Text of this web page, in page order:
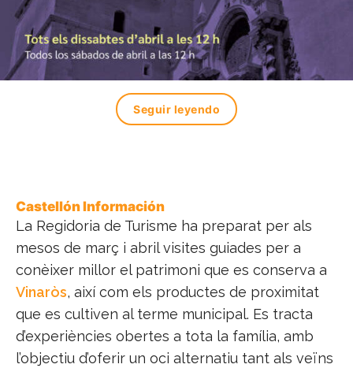
Seguir leyendo
Castellón Información
La Regidoria de Turisme ha preparat per als
mesos de març i abril visites guiades per a
conèixer millor el patrimoni que es conserva a
Vinaròs, així com els productes de proximitat
que es cultiven al terme municipal. Es tracta
d’experiències obertes a tota la família, amb
l’objectiu d’oferir un oci alternatiu tant als veïns